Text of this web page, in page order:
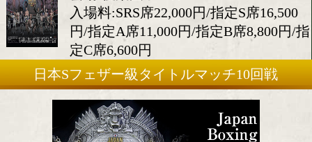
[日本]
2025年11月27日(木)
会場:後楽園ホール
入場料:SRS席22,000円/指定S
円/指定A席11,000円/指定B席
定C席6,600円